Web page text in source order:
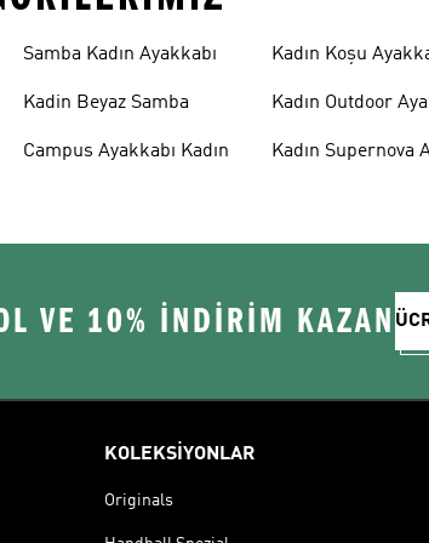
Samba Kadın Ayakkabı
Kadin Beyaz Samba
Campus Ayakkabı Kadın
Kadın Koşu
Kadın Outdoor
Kadın Supernova
VE 10% İNDİRİM KAZAN
KOLEKSİYONLAR
Originals